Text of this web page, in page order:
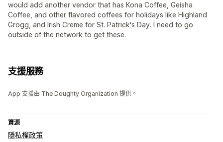
would add another vendor that has Kona Coffee, Geisha
Coffee, and other flavored coffees for holidays like Highland
Grogg, and Irish Creme for St. Patrick's Day. I need to go
outside of the network to get these.
支援服務
App 支援由 The Doughty Organization 提供。
資源
隱私權政策